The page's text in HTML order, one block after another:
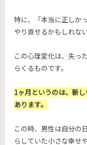
特に、「本当に正しか
やり直せるかもしれな
この心理変化は、失っ
らくるものです。
1ヶ月というのは、新
あります。
この時、男性は自分の
らしていた小さな幸せ